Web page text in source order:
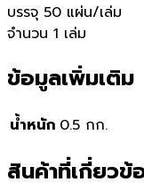
บรรจุ 50 แผ่น/เล่ม
จำนวน 1 เล่ม
ข้อมูลเพิ่มเติม
น้ำหนัก 0.5 กก.
สินค้าที่เกี่ยวข้